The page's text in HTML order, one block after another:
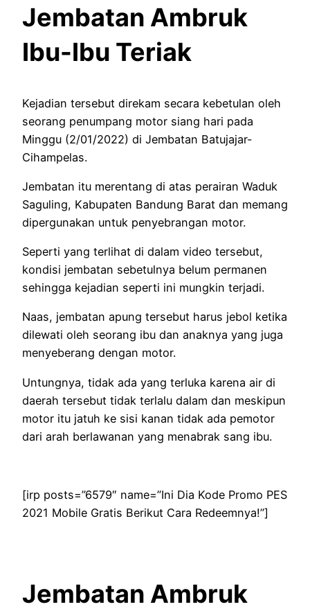
Jembatan Ambruk
Ibu-Ibu Teriak
Kejadian tersebut direkam secara kebetulan oleh
seorang penumpang motor siang hari pada
Minggu (2/01/2022) di Jembatan Batujajar-
Cihampelas.
Jembatan itu merentang di atas perairan Waduk
Saguling, Kabupaten Bandung Barat dan memang
dipergunakan untuk penyebrangan motor.
Seperti yang terlihat di dalam video tersebut,
kondisi jembatan sebetulnya belum permanen
sehingga kejadian seperti ini mungkin terjadi.
Naas, jembatan apung tersebut harus jebol ketika
dilewati oleh seorang ibu dan anaknya yang juga
menyeberang dengan motor.
Untungnya, tidak ada yang terluka karena air di
daerah tersebut tidak terlalu dalam dan meskipun
motor itu jatuh ke sisi kanan tidak ada pemotor
dari arah berlawanan yang menabrak sang ibu.
[irp posts=”6579″ name=”Ini Dia Kode Promo PES
2021 Mobile Gratis Berikut Cara Redeemnya!”]
Jembatan Ambruk